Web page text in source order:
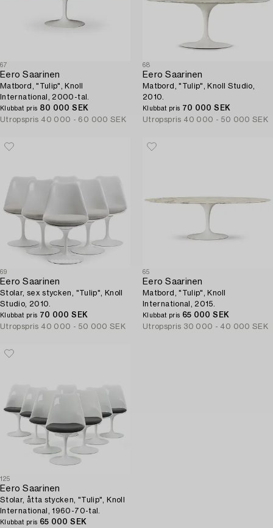
67
Eero Saarinen
Matbord, "Tulip", Knoll
International, 2000-tal.
Klubbat pris 80 000 SEK
Utropspris 40 000 - 60 000 SEK
68
Eero Saarinen
Matbord, "Tulip", Knoll Studio,
2010.
Klubbat pris 70 000 SEK
Utropspris 40 000 - 50 000 SEK
69
Eero Saarinen
Stolar, sex stycken, "Tulip", Knoll
Studio, 2010.
Klubbat pris 70 000 SEK
Utropspris 40 000 - 50 000 SEK
65
Eero Saarinen
Matbord, "Tulip", Knoll
International, 2015.
Klubbat pris 65 000 SEK
Utropspris 30 000 - 40 000 SEK
125
Eero Saarinen
Stolar, åtta stycken, "Tulip", Knoll
International, 1960-70-tal.
Klubbat pris 65 000 SEK